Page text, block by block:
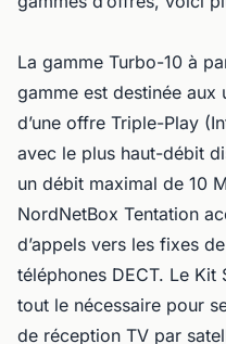
La gamme Turbo-10 à
gamme est destinée aux
d’une offre Triple-Play
avec le plus haut-débit
un débit maximal de 10
NordNetBox Tentation
d’appels vers les fixes
téléphones DECT. Le Kit
tout le nécessaire pour
de réception TV par